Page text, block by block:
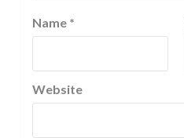
Name *
Website